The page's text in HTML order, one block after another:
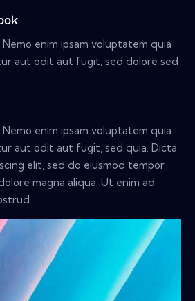
enim ipsam voluptatem quia
aut odit aut fugit, sed dolore sed
enim ipsam voluptatem quia
aut odit aut fugit, sed quia. Dicta
elit, sed do eiusmod tempor
magna aliqua. Ut enim ad